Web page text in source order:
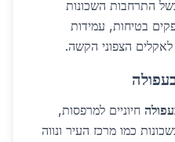
התרחבות השכונות
בטיחות, עמידות
לאקלים הצפוני הקשה.
חיוניים למרפסות,
כמו מרכז העיר ונווה